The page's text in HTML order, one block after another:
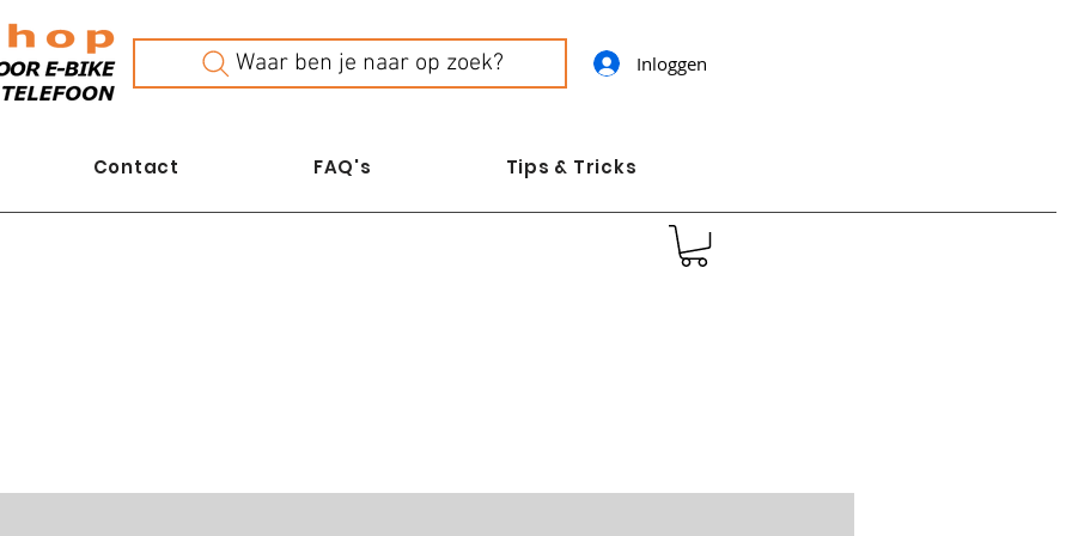
Waar ben je naar op zoek? Inloggen
Contact FAQ's Tips & Tricks